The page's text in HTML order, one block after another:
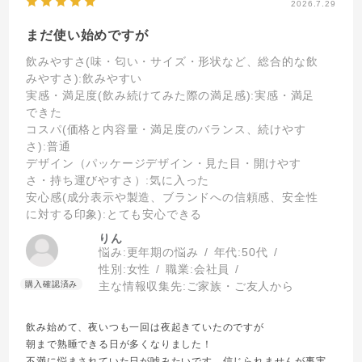
2026.7.29
まだ使い始めですが
飲みやすさ(味・匂い・サイズ・形状など、総合的な飲
みやすさ):飲みやすい
実感・満足度(飲み続けてみた際の満足感):実感・満足
できた
コスパ(価格と内容量・満足度のバランス、続けやす
さ):普通
デザイン（パッケージデザイン・見た目・開けやす
さ・持ち運びやすさ） :気に入った
安心感(成分表示や製造、ブランドへの信頼感、安全性
に対する印象):とても安心できる
りん
悩み:更年期の悩み 年代:50代
性別:女性 職業:会社員
主な情報収集先: ご家族・ご友人から
飲み始めて、夜いつも一回は夜起きていたのですが
朝まで熟睡できる日が多くなりました！